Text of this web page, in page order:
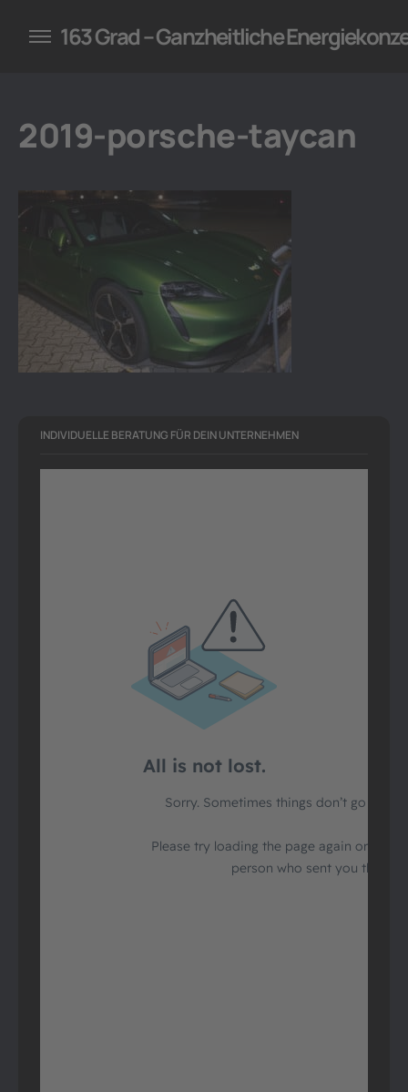
für Unternehmen
163 Grad – Ganzheitliche
2019-porsche-taycan
INDIVIDUELLE BERATUNG FÜR DEIN UNTERNEHMEN